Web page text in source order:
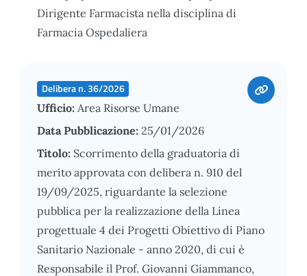
Dirigente Farmacista nella disciplina di
Farmacia Ospedaliera
Delibera n. 36/2026
Ufficio: Area Risorse Umane
Data Pubblicazione: 25/01/2026
Titolo: Scorrimento della graduatoria di
merito approvata con delibera n. 910 del
19/09/2025, riguardante la selezione
pubblica per la realizzazione della Linea
progettuale 4 dei Progetti Obiettivo di Piano
Sanitario Nazionale - anno 2020, di cui è
Responsabile il Prof. Giovanni Giammanco,